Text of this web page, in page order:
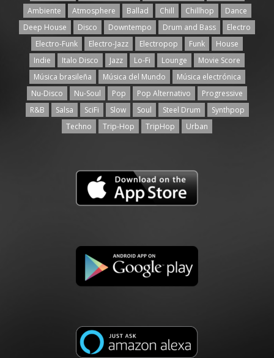
Ambiente
Atmosphere Ballad Chill Chillhop
Dance
Deep House
Disco Downtempo Drum and Bass
Electro
Electro-Funk
Electro-Jazz Electropop Funk
House
Indie
Italo Disco Jazz Lo-Fi Lounge
Movie Score
Música brasileña
Música del Mundo
Música electrónica
Nu-Disco
Nu-Soul Pop Pop Alternativo
Progressive
R&B
Salsa SciFi Slow Soul Steel Drum
Synthpop
Techno
Trip-Hop TripHop Urban